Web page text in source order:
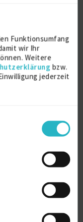
Funktionsumfang
wir Ihr
Weitere
bzw.
jederzeit
16 J.